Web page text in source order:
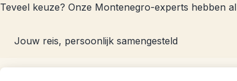
Teveel keuze? Onze Montenegro-experts hebben al
Jouw reis, persoonlijk samengesteld